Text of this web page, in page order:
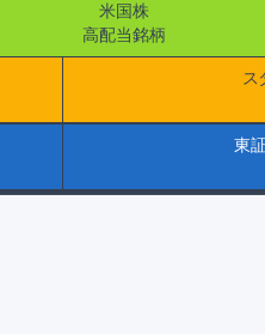
米国株
高配当銘柄
ス
東